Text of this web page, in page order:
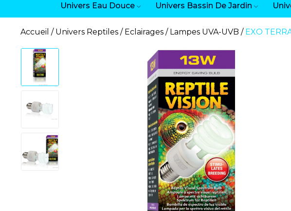
Univers Eau Douce Univers Bassin De Jardin
Accueil Univers Reptiles Eclairages Lampes UVA-UVB EXO